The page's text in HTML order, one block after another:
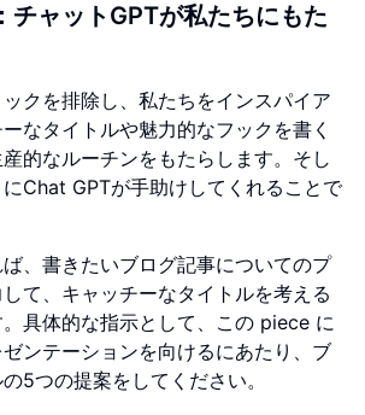
チャットGPTが私たちにもた
クを排除し、私たちをインスパイア
なタイトルや魅力的なフックを書く
的なルーチンをもたらします。そし
Chat GPTが手助けしてくれることで
、書きたいブログ記事についてのプ
て、キャッチーなタイトルを考える
具体的な指示として、この piece に
ンテーションを向けるにあたり、ブ
5つの提案をしてください。